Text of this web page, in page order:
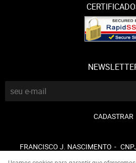
CADASTRAR
FRANCISCO J. NASCIMENTO